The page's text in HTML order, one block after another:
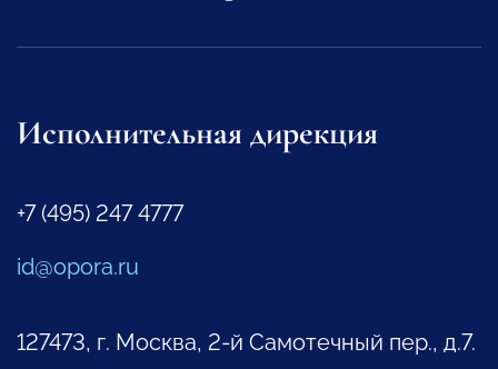
Исполнительная дирекция
+7 (495) 247 4777
id@opora.ru
127473, г. Москва, 2-й Самотечный пер., д.7.